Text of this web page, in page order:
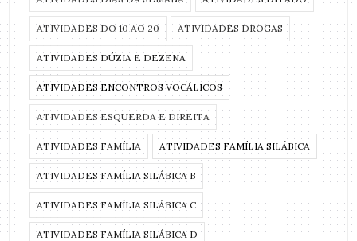
ATIVIDADES DO 10 AO 20 ATIVIDADES DROGAS
ATIVIDADES DÚZIA E DEZENA
ATIVIDADES ENCONTROS VOCÁLICOS
ATIVIDADES ESQUERDA E DIREITA
ATIVIDADES FAMÍLIA ATIVIDADES FAMÍLIA SILÁBICA
ATIVIDADES FAMÍLIA SILÁBICA B
ATIVIDADES FAMÍLIA SILÁBICA C
ATIVIDADES FAMÍLIA SILÁBICA D